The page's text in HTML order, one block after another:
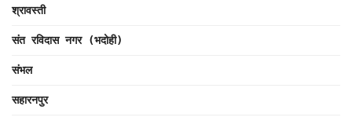
श्रावस्ती
संत रविदास नगर (भदोही)
संभल
सहारनपुर